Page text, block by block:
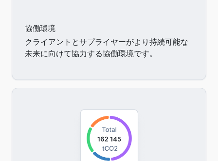
協働環境
クライアントとサプライヤーがより持続可能な
未来に向けて協力する協働環境です。